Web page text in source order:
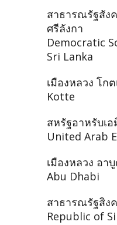
สาธารณรัฐสัง
ศรีลังกา
Democratic
Sri Lanka
เมืองหลวง โกต
Kotte
สหรัฐอาหรับเอ
United Arab
เมืองหลวง อา
Abu Dhabi
สาธารณรัฐสิง
Republic of